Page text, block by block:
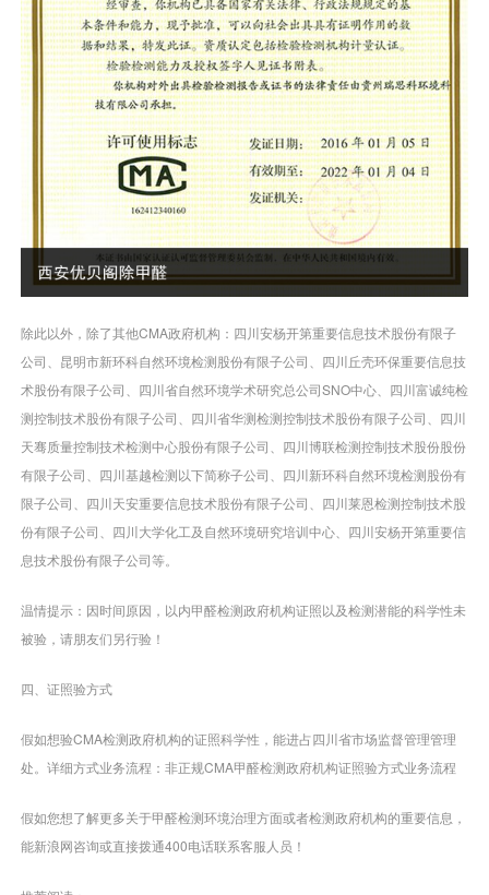
除此以外，除了其他CMA政府机构：四川安杨开第重要信息技术股份有限子
公司、昆明市新环科自然环境检测股份有限子公司、四川丘壳环保重要信息技
术股份有限子公司、四川省自然环境学术研究总公司SNO中心、四川富诚纯检
测控制技术股份有限子公司、四川省华测检测控制技术股份有限子公司、四川
天骞质量控制技术检测中心股份有限子公司、四川博联检测控制技术股份股份
有限子公司、四川基越检测以下简称子公司、四川新环科自然环境检测股份有
限子公司、四川天安重要信息技术股份有限子公司、四川莱恩检测控制技术股
份有限子公司、四川大学化工及自然环境研究培训中心、四川安杨开第重要信
息技术股份有限子公司等。
温情提示：因时间原因，以内甲醛检测政府机构证照以及检测潜能的科学性未
被验，请朋友们另行验！
四、证照验方式
假如想验CMA检测政府机构的证照科学性，能进占四川省市场监督管理管理
处。详细方式业务流程：非正规CMA甲醛检测政府机构证照验方式业务流程
假如您想了解更多关于甲醛检测环境治理方面或者检测政府机构的重要信息，
能新浪网咨询或直接拨通400电话联系客服人员！